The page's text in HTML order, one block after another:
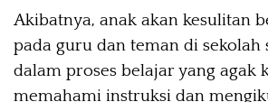
Akibatnya, anak akan kesulitan
pada guru dan teman di sekolah
dalam proses belajar yang agak
memahami instruksi dan